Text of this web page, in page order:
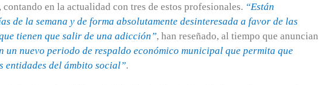
en la actualidad con tres de estos profesionales. “Están
de la semana y de forma absolutamente desinteresada a favor de las
tienen que salir de una adicción”, han reseñado, al tiempo que anuncian
un nuevo periodo de respaldo económico municipal que permita que
entidades del ámbito social”.